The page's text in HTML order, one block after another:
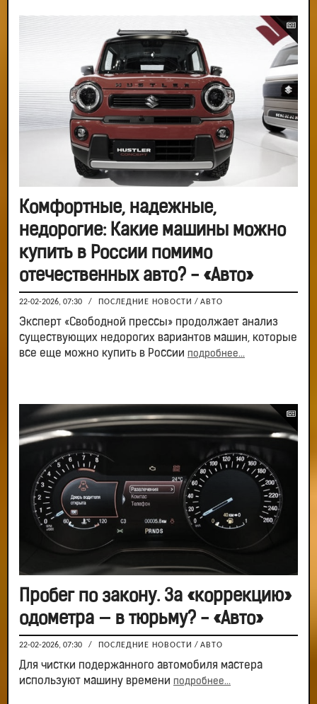
Комфортные, надежные,
недорогие: Какие машины можно
купить в России помимо
отечественных авто? - «Авто»
22-02-2026, 07:30 / ПОСЛЕДНИЕ НОВОСТИ / АВТО
Эксперт «Свободной прессы» продолжает анализ
существующих недорогих вариантов машин, которые
все еще можно купить в России подробнее...
Пробег по закону. За «коррекцию»
одометра — в тюрьму? - «Авто»
22-02-2026, 07:30 / ПОСЛЕДНИЕ НОВОСТИ / АВТО
Для чистки подержанного автомобиля мастера
используют машину времени подробнее...